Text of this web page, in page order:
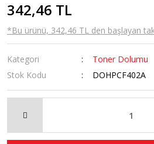
342,46 TL
*Bu ürünü, 342,46 TL den başlayan
Kategori
Toner Dolumu
Stok Kodu
DOHPCF402A